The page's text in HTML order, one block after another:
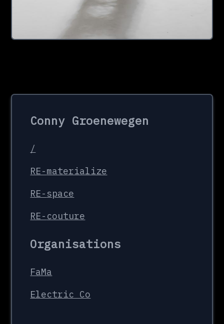
Conny Groenewegen
/
RE-materialize
RE- space
RE- couture
Organisations
FaMa
Electric Co